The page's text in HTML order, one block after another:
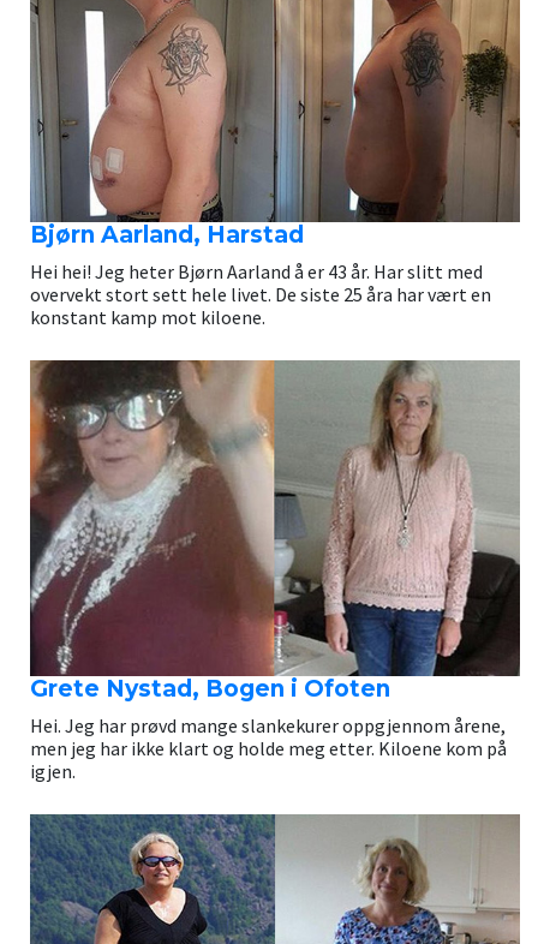
Bjørn Aarland, Harstad
Hei hei! Jeg heter Bjørn Aarland å er 43 år. Har slitt med
overvekt stort sett hele livet. De siste 25 åra har vært en
konstant kamp mot kiloene.
Grete Nystad, Bogen i Ofoten
Hei. Jeg har prøvd mange slankekurer oppgjennom årene,
men jeg har ikke klart og holde meg etter. Kiloene kom på
igjen.